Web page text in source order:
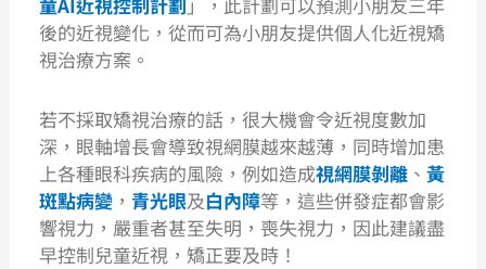
後的近視變化，從而可為小朋友提供個人化近視矯
視治療方案。
若不採取矯視治療的話，很大機會令近視度數加
深，眼軸增長會導致視網膜越來越薄，同時增加患
上各種眼科疾病的風險，例如造成視網膜剝離 、黃
斑點病變 ， 青光眼及白內障等，這些併發症都會影
響視力，嚴重者甚至失明，喪失視力，因此建議盡
早控制兒童近視，矯正要及時！